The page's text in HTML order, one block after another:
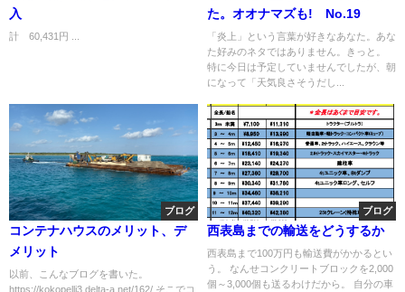
入
計 60,431円 ...
た。オオナマズも! No.19
「炎上」という言葉が好きなあなた。あな
た好みのネタではありません。きっと。
特に今日は予定していませんでしたが、朝
になって「天気良さそうだし...
ブログ
コンテナハウスのメリット、デ
メリット
以前、こんなブログを書いた。
https://kokopelli3.delta-a.net/162/ そこでコ
ブログ
西表島までの輸送をどうするか
西表島まで100万円も輸送費がかかるとい
う。 なんせコンクリートブロックを2,000
個～3,000個も送るわけだから。 自分の車